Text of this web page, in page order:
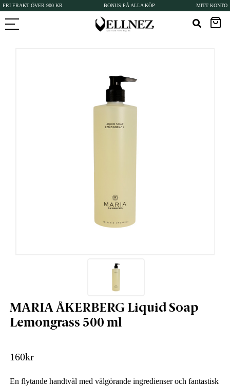
FRI FRAKT ÖVER 900 KR BONUS PÅ ALLA KÖP MITT KONTO
MARIA ÅKERBERG Liquid Soap
Lemongrass 500 ml
160kr
En flytande handtvål med välgörande ingredienser och fantastisk